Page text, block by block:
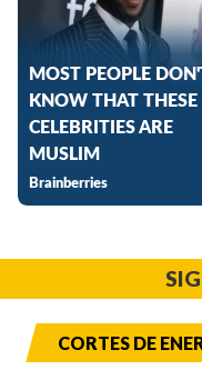
CORTES DE